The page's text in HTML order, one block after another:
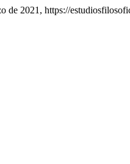
de 2021, https://